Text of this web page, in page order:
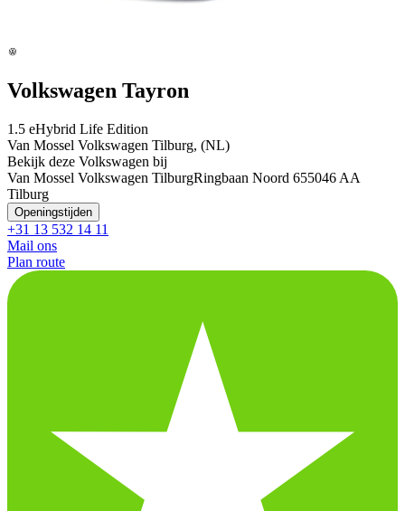
Volkswagen Tayron
1.5 eHybrid Life Edition
Van Mossel Volkswagen Tilburg, (NL)
Bekijk deze Volkswagen bij
Van Mossel Volkswagen TilburgRingbaan Noord 655046 AA
Tilburg
Openingstijden
+31 13 532 14 11
Mail ons
Plan route